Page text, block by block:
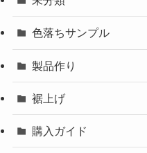
色落ちサンプル
製品作り
裾上げ
購入ガイド